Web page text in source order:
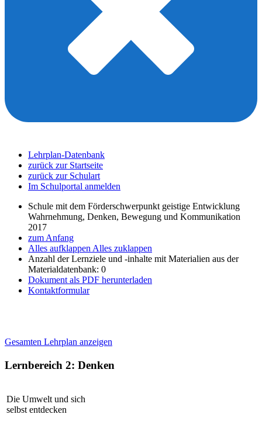
Lehrplan-Datenbank
zurück zur Startseite
zurück zur Schulart
Im Schulportal anmelden
Schule mit dem Förderschwerpunkt geistige Entwicklung
Wahrnehmung, Denken, Bewegung und Kommunikation
2017
zum Anfang
Alles aufklappen Alles zuklappen
Anzahl der Lernziele und -inhalte mit Materialien aus der
Materialdatenbank: 0
Dokument als PDF herunterladen
Kontaktformular
Gesamten Lehrplan anzeigen
Lernbereich 2: Denken
Die Umwelt und sich
selbst entdecken